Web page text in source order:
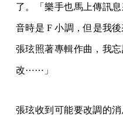
了。「樂手也馬上傳訊
音時是 F 小調，但是我
張玹照著專輯作曲，我
改⋯⋯」
張玹收到可能要改調的